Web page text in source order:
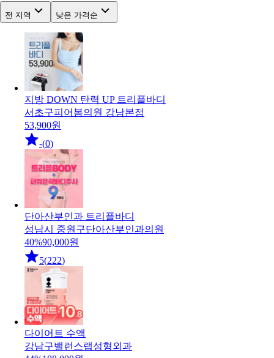
전 지역 낮은 가격순
지방 DOWN 탄력 UP 트리플바디
서초구피어봄의원 강남본점
53,900원
-(0)
단아산부인과 트리플바디
성남시 중원구단아산부인과의원
40%90,000원
5(222)
다이어트 수액
강남구밸런스랩성형외과